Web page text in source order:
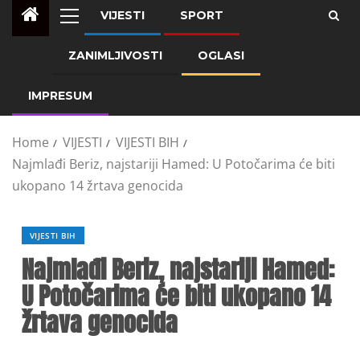
VIJESTI SPORT
ZANIMLJIVOSTI OGLASI
IMPRESUM
Home VIJESTI
VIJESTI BIH
Najmlađi Beriz, najstariji Hamed: U Potočarima će biti
ukopano 14 žrtava genocida
VIJESTI BIH
Najmlađi Beriz, najstariji Hamed:
U Potočarima će biti ukopano 14
žrtava genocida